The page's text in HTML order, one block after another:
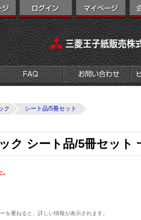
ク シート品/5冊セット
ク シート品/5冊セット
を重ねると、詳しい情報が表示されます。